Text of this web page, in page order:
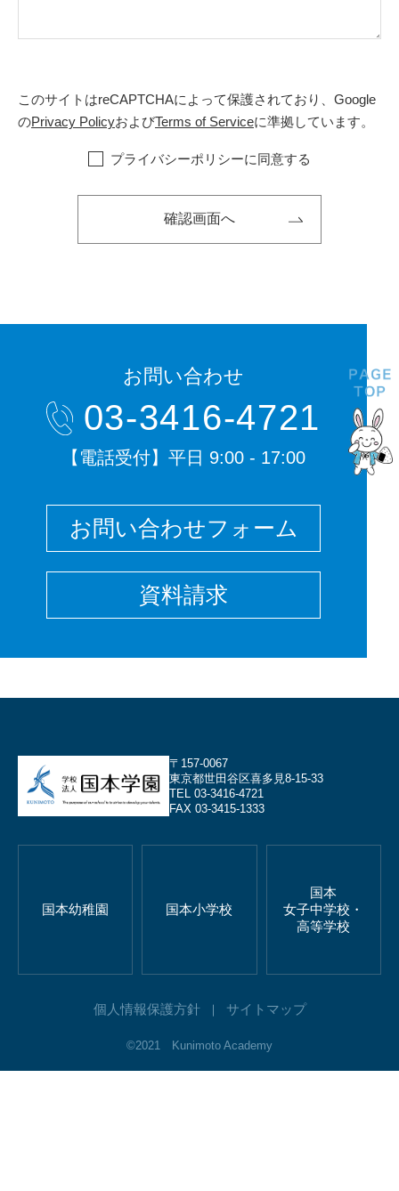
このサイトはreCAPTCHAによって保護されており、Google
のPrivacy PolicyおよびTerms of Serviceに準拠しています。
プライバシーポリシーに同意する
お問い合わせ
03-3416-4721
【電話受付】平日 9:00 - 17:00
お問い合わせフォーム
資料請求
〒157-0067
東京都世田谷区喜多見8-15-33
TEL 03-3416-4721
FAX 03-3415-1333
国本幼稚園 国本小学校
国本
女子中学校・
高等学校
個人情報保護方針 サイトマップ
©2021 Kunimoto Academy